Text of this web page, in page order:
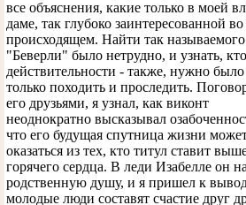
все объяснения, какие только в моей
даме, так глубоко заинтересованной
происходящем. Найти так называемого
"Беверли" было нетрудно, и узнать,
действительности - также, нужно было
только походить и проследить.
его друзьями, я узнал, как виконт
неоднократно высказывал
что его будущая спутница жизни
оказаться из тех, кто титул ставит
горячего сердца. В леди Изабелле он
родственную душу, и я пришел к
молодые люди составят счастие друг